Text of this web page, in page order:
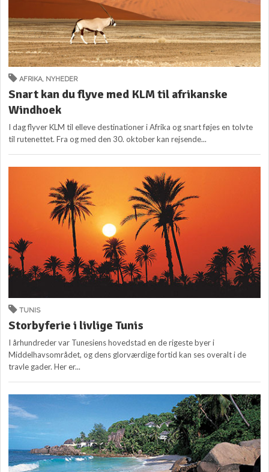
AFRIKA, NYHEDER
Snart kan du flyve med KLM til afrikanske
Windhoek
I dag flyver KLM til elleve destinationer i Afrika og snart føjes en tolvte
til rutenettet. Fra og med den 30. oktober kan rejsende...
TUNIS
Storbyferie i livlige Tunis
I århundreder var Tunesiens hovedstad en de rigeste byer i
Middelhavsområdet, og dens glorværdige fortid kan ses overalt i de
travle gader. Her er...